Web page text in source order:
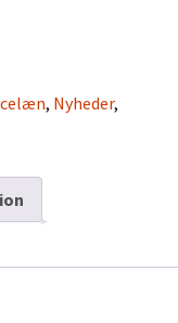
, Nyheder,